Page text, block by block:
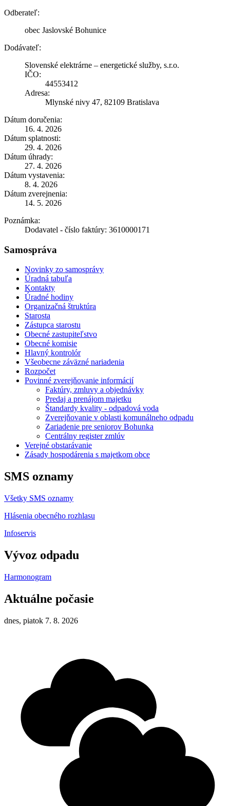
Odberateľ:
obec Jaslovské Bohunice
Dodávateľ:
Slovenské elektrárne – energetické služby, s.r.o.
IČO:
44553412
Adresa:
Mlynské nivy 47, 82109 Bratislava
Dátum doručenia:
16. 4. 2026
Dátum splatnosti:
29. 4. 2026
Dátum úhrady:
27. 4. 2026
Dátum vystavenia:
8. 4. 2026
Dátum zverejnenia:
14. 5. 2026
Poznámka:
Dodavatel - číslo faktúry: 3610000171
Samospráva
Novinky zo samosprávy
Úradná tabuľa
Kontakty
Úradné hodiny
Organizačná štruktúra
Starosta
Zástupca starostu
Obecné zastupiteľstvo
Obecné komisie
Hlavný kontrolór
Všeobecne záväzné nariadenia
Rozpočet
Povinné zverejňovanie informácií
Faktúry, zmluvy a objednávky
Predaj a prenájom majetku
Štandardy kvality - odpadová voda
Zverejňovanie v oblasti komunálneho odpadu
Zariadenie pre seniorov Bohunka
Centrálny register zmlúv
Verejné obstarávanie
Zásady hospodárenia s majetkom obce
SMS oznamy
Všetky SMS oznamy
Hlásenia obecného rozhlasu
Infoservis
Vývoz odpadu
Harmonogram
Aktuálne počasie
dnes, piatok 7. 8. 2026